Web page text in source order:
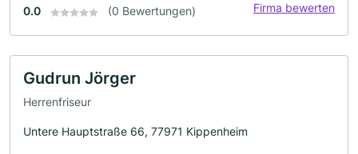
0.0 (0 Bewertungen) Firma bewerten
Gudrun Jörger
Herrenfriseur
Untere Hauptstraße 66, 77971 Kippenheim